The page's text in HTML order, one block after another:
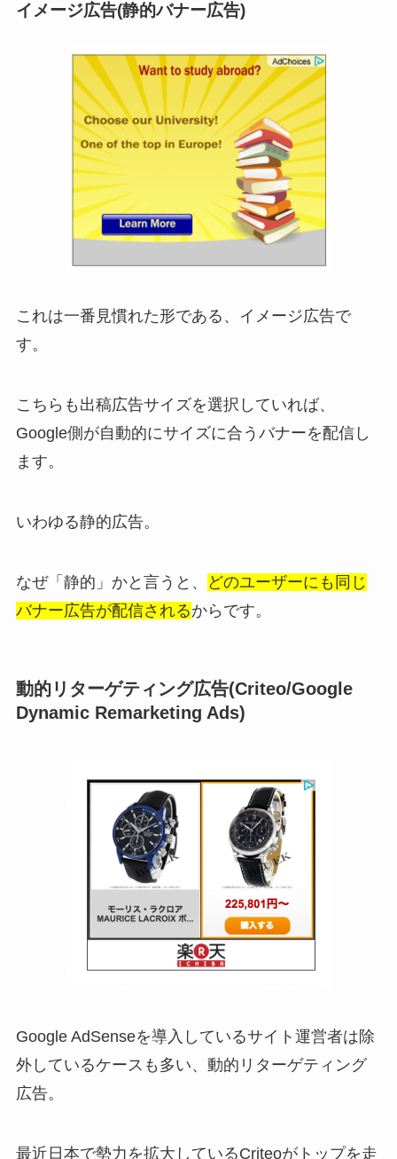
イメージ広告(静的バナー広告)
これは一番見慣れた形である、イメージ広告で
す。
こちらも出稿広告サイズを選択していれば、
Google側が自動的にサイズに合うバナーを配信し
ます。
いわゆる静的広告。
なぜ「静的」かと言うと、
どのユーザーにも同じ
バナー広告が配信されるからです。
動的リターゲティング広告(Criteo/Google
Dynamic Remarketing Ads)
Google AdSenseを導入しているサイト運営者は除
外しているケースも多い、動的リターゲティング
広告。
最近日本で勢力を拡大しているCriteoがトップを走